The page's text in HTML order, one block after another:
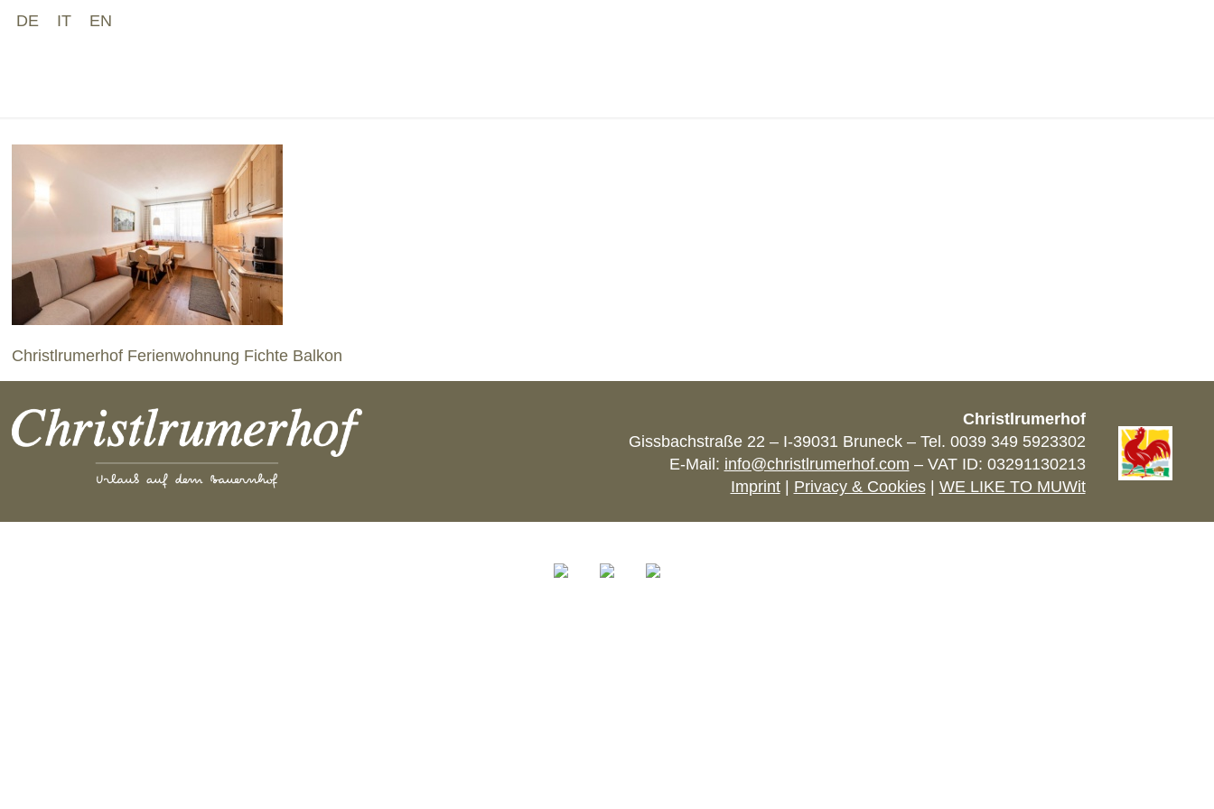
Christlrumerhof Ferienwohnung Fichte Balkon
Christlrumerhof
Gissbachstraße 22 – I-39031 Bruneck – Tel. 0039 349 5923302
E-Mail: info@christlrumerhof.com – VAT ID: 03291130213
Imprint| Privacy & Cookies| WE LIKE TO MUWit
DE IT EN